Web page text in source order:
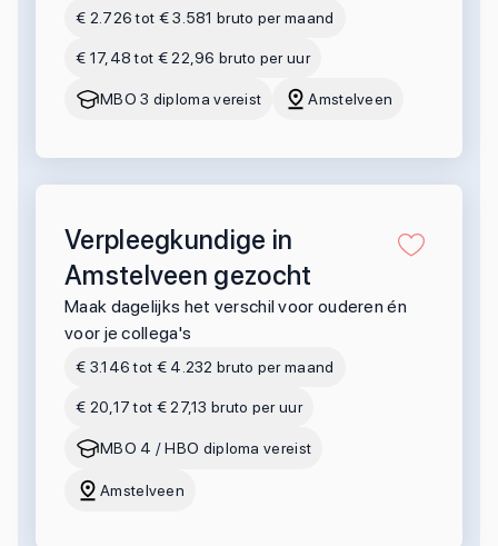
€ 2.726 tot € 3.581 bruto per maand
€ 17,48 tot € 22,96 bruto per uur
MBO 3 diploma vereist Amstelveen
Verpleegkundige in
Amstelveen gezocht
Maak dagelijks het verschil voor ouderen én
voor je collega's
€ 3.146 tot € 4.232 bruto per maand
€ 20,17 tot € 27,13 bruto per uur
MBO 4 / HBO diploma vereist
Amstelveen